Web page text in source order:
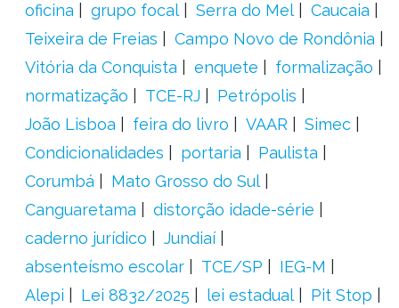
oficina
grupo focal Serra do Mel
Caucaia
Teixeira de Freias
Campo Novo de Rondônia
Vitória da Conquista
enquete
formalização
normatização
TCE-RJ
Petrópolis
João Lisboa
feira do livro VAAR
Simec
Condicionalidades
portaria
Paulista
Corumbá
Mato Grosso do Sul
Canguaretama
distorção idade-série
caderno jurídico
Jundiaí
absenteísmo escolar
TCE/SP
IEG-M
Alepi
Lei 8832/2025 lei estadual
Pit Stop